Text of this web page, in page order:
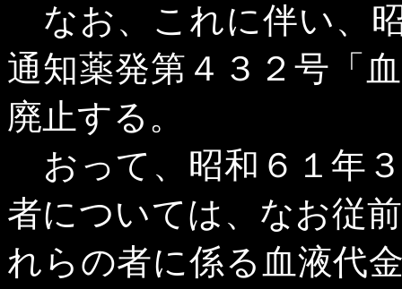
なお、これに伴い、
通知薬発第４３２号「
廃止する。
おって、昭和６１年
者については、なお従
れらの者に係る血液代